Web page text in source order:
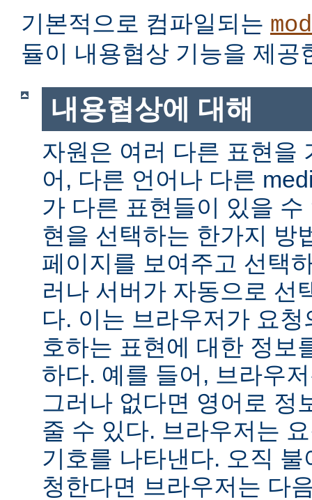
기본적으로 컴파일되는
듈이 내용협상 기능을 제공
내용협상에 대해
자원은 여러 다른 표현을
어, 다른 언어나 다른
가 다른 표현들이 있을
현을 선택하는 한가지 방
페이지를 보여주고 선택
러나 서버가 자동으로 선
다. 이는 브라우저가 요
호하는 표현에 대한 정보
하다. 예를 들어, 브라우
그러나 없다면 영어로 정
줄 수 있다. 브라우저는
기호를 나타낸다. 오직
청한다면 브라우저는 다